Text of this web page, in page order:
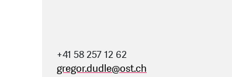
+41 58 257 12 62
gregor.dudle@ost.ch